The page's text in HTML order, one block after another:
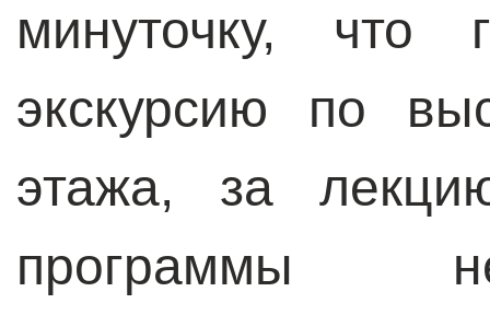
минуточку, что
экскурсию по
этажа, за
программы